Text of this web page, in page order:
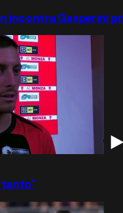
incontra Gasperini
tanto"